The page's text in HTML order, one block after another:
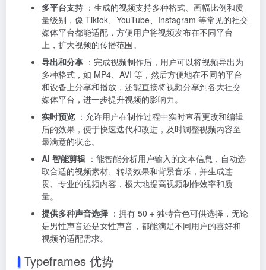
多平台支持 ：生成的视频支持多种格式、画幅比例和质
量级别，像 Tiktok、YouTube、Instagram 等常见的社交
媒体平台都能适配，方便用户将视频发布在不同平台
上，扩大视频的传播范围。
导出和分享 ：完成视频制作后，用户可以将视频导出为
多种格式，如 MP4、AVI 等，然后方便地在不同的平台
和设备上分享和播放，还能直接将视频分享到各大社交
媒体平台，进一步提升视频的影响力。
实时预览 ：允许用户在制作过程中实时查看更改和编辑
后的效果，便于快速迭代和改进，及时调整视频内容至
最满意的状态。
AI 智能剪辑 ：能智能分析用户输入的文本信息，自动选
取合适的视频素材、转场效果和背景音乐，并生成连
贯、专业的视频内容，极大地提高视频制作效率和质
量。
提供多种声音选择 ：拥有 50 + 独特音色可供选择，无论
是男性声音还是女性声音，都能满足不同用户的喜好和
视频的适配需求。
Typeframes 优势